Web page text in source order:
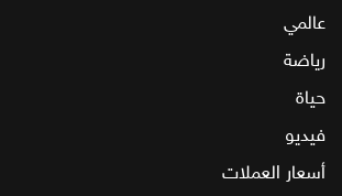
عالمي
رياضة
حياة
فيديو
أسعار العملات